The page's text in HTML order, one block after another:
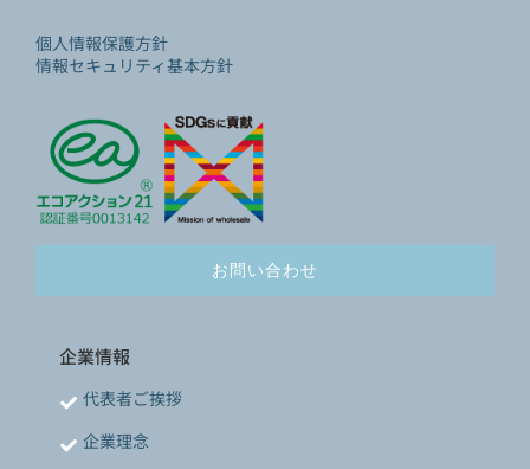
個人情報保護方針
情報セキュリティ基本方針
お問い合わせ
企業情報
代表者ご挨拶
企業理念